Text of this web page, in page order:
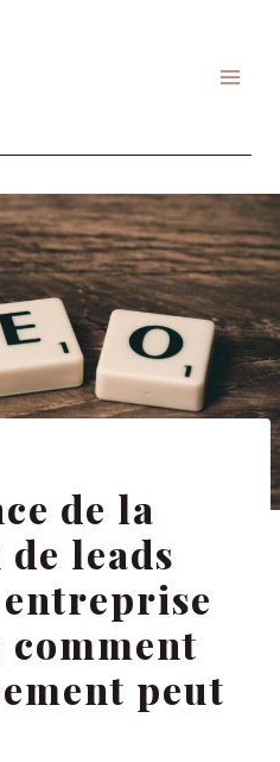
de la
leads
comment
peut